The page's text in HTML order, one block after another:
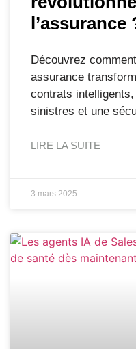
l’assurance
Découvrez
assurance
contrats
sinistres et une
LIRE LA SUITE
3 mars 2025